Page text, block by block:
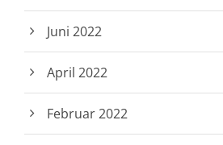
Juni 2022
April 2022
Februar 2022